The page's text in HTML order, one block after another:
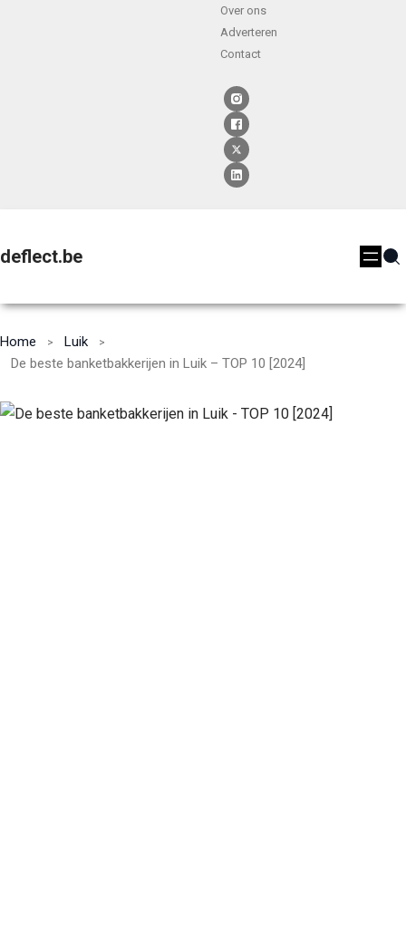
Over ons
Adverteren
Contact
deflect.be
Home
Luik
De beste banketbakkerijen in Luik – TOP 10 [2024]